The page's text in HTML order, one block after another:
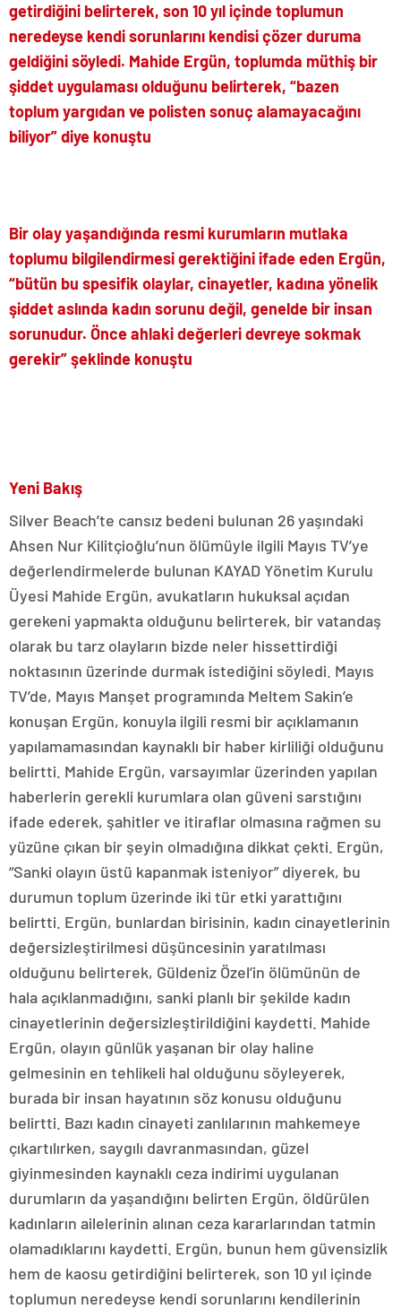
getirdiğini belirterek, son 10 yıl içinde toplumun
neredeyse kendi sorunlarını kendisi çözer duruma
geldiğini söyledi. Mahide Ergün, toplumda müthiş bir
şiddet uygulaması olduğunu belirterek, “bazen
toplum yargıdan ve polisten sonuç alamayacağını
biliyor” diye konuştu
Bir olay yaşandığında resmi kurumların mutlaka
toplumu bilgilendirmesi gerektiğini ifade eden Ergün,
“bütün bu spesifik olaylar, cinayetler, kadına yönelik
şiddet aslında kadın sorunu değil, genelde bir insan
sorunudur. Önce ahlaki değerleri devreye sokmak
gerekir” şeklinde konuştu
Yeni Bakış
Silver Beach’te cansız bedeni bulunan 26 yaşındaki
Ahsen Nur Kilitçioğlu’nun ölümüyle ilgili Mayıs TV’ye
değerlendirmelerde bulunan KAYAD Yönetim Kurulu
Üyesi Mahide Ergün, avukatların hukuksal açıdan
gerekeni yapmakta olduğunu belirterek, bir vatandaş
olarak bu tarz olayların bizde neler hissettirdiği
noktasının üzerinde durmak istediğini söyledi. Mayıs
TV’de, Mayıs Manşet programında Meltem Sakin’e
konuşan Ergün, konuyla ilgili resmi bir açıklamanın
yapılamamasından kaynaklı bir haber kirliliği olduğunu
belirtti. Mahide Ergün, varsayımlar üzerinden yapılan
haberlerin gerekli kurumlara olan güveni sarstığını
ifade ederek, şahitler ve itiraflar olmasına rağmen su
yüzüne çıkan bir şeyin olmadığına dikkat çekti. Ergün,
“Sanki olayın üstü kapanmak isteniyor” diyerek, bu
durumun toplum üzerinde iki tür etki yarattığını
belirtti. Ergün, bunlardan birisinin, kadın cinayetlerinin
değersizleştirilmesi düşüncesinin yaratılması
olduğunu belirterek, Güldeniz Özel’in ölümünün de
hala açıklanmadığını, sanki planlı bir şekilde kadın
cinayetlerinin değersizleştirildiğini kaydetti. Mahide
Ergün, olayın günlük yaşanan bir olay haline
gelmesinin en tehlikeli hal olduğunu söyleyerek,
burada bir insan hayatının söz konusu olduğunu
belirtti. Bazı kadın cinayeti zanlılarının mahkemeye
çıkartılırken, saygılı davranmasından, güzel
giyinmesinden kaynaklı ceza indirimi uygulanan
durumların da yaşandığını belirten Ergün, öldürülen
kadınların ailelerinin alınan ceza kararlarından tatmin
olamadıklarını kaydetti. Ergün, bunun hem güvensizlik
hem de kaosu getirdiğini belirterek, son 10 yıl içinde
toplumun neredeyse kendi sorunlarını kendilerinin